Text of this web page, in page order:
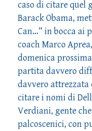
caso di citare quel
Barack Obama,
Can…” in bocca ai
coach Marco
domenica
partita davvero
davvero attrezzata
citare i nomi di
Verdiani, gente
palcoscenici, con